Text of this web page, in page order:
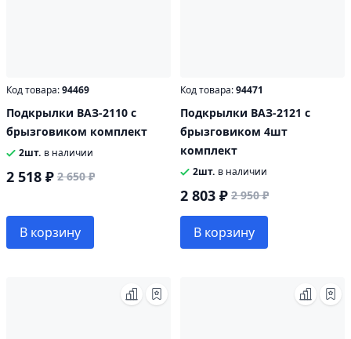
Код товара:94469
Подкрылки ВАЗ-2110 с
брызговиком комплект
2шт. в наличии
2 518 ₽ 2 650 ₽
В корзину
Код товара:94471
Подкрылки ВАЗ-2121 с
брызговиком 4шт
комплект
2шт. в наличии
2 803 ₽ 2 950 ₽
В корзину